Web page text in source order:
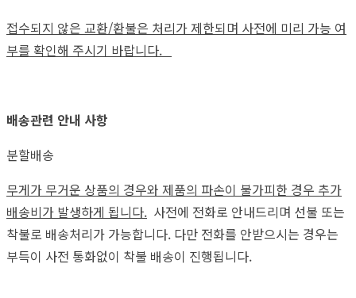
접수되지 않은 교환/환불은 처리가 제한되며 사전에 미리 가능 여
부를 확인해 주시기 바랍니다.
배송관련 안내 사항
분할배송
무게가 무거운 상품의 경우와 제품의 파손이 불가피한 경우 추가
배송비가 발생하게 됩니다. 사전에 전화로 안내드리며 선불 또는
착불로 배송처리가 가능합니다. 다만 전화를 안받으시는 경우는
부득이 사전 통화없이 착불 배송이 진행됩니다.